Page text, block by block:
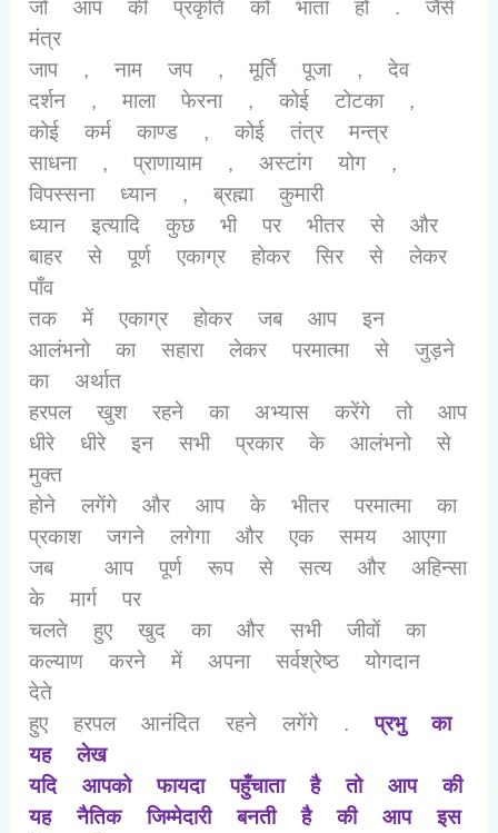
जो आप की प्रकृति को भाता हो . जैसे
मंत्र
जाप ,नाम जप ,मूर्ति पूजा ,देव
दर्शन ,माला फेरना ,कोई टोटका ,
कोई कर्म काण्ड ,कोई तंत्र मन्त्र
साधना ,प्राणायाम ,अस्टांग योग ,
विपस्सना ध्यान ,ब्रह्मा कुमारी
ध्यान इत्यादि कुछ भी पर भीतर से और
बाहर से पूर्ण एकाग्र होकर सिर से लेकर
पाँव
तक में एकाग्र होकर जब आप इन
आलंभनो का सहारा लेकर परमात्मा से जुड़ने
का अर्थात
हरपल खुश रहने का अभ्यास करेंगे तो आप
धीरे धीरे इन सभी प्रकार के आलंभनो से
मुक्त
होने लगेंगे और आप के भीतर परमात्मा का
प्रकाश जगने लगेगा और एक समय आएगा
जब
आप पूर्ण रूप से सत्य और अहिन्सा
के मार्ग पर
चलते हुए खुद का और सभी जीवों का
कल्याण करने में अपना सर्वश्रेष्ठ योगदान
देते
हुए हरपल आनंदित रहने लगेंगे .प्रभु का
यह लेख
यदि आपको फायदा पहुँचाता है तो आप की
यह नैतिक जिम्मेदारी बनती है की आप इस